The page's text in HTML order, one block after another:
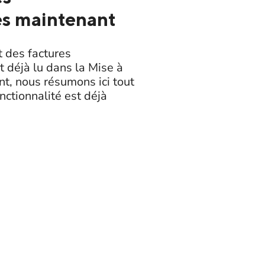
maintenant
des factures
déjà lu dans la Mise à
nous résumons ici tout
est déjà